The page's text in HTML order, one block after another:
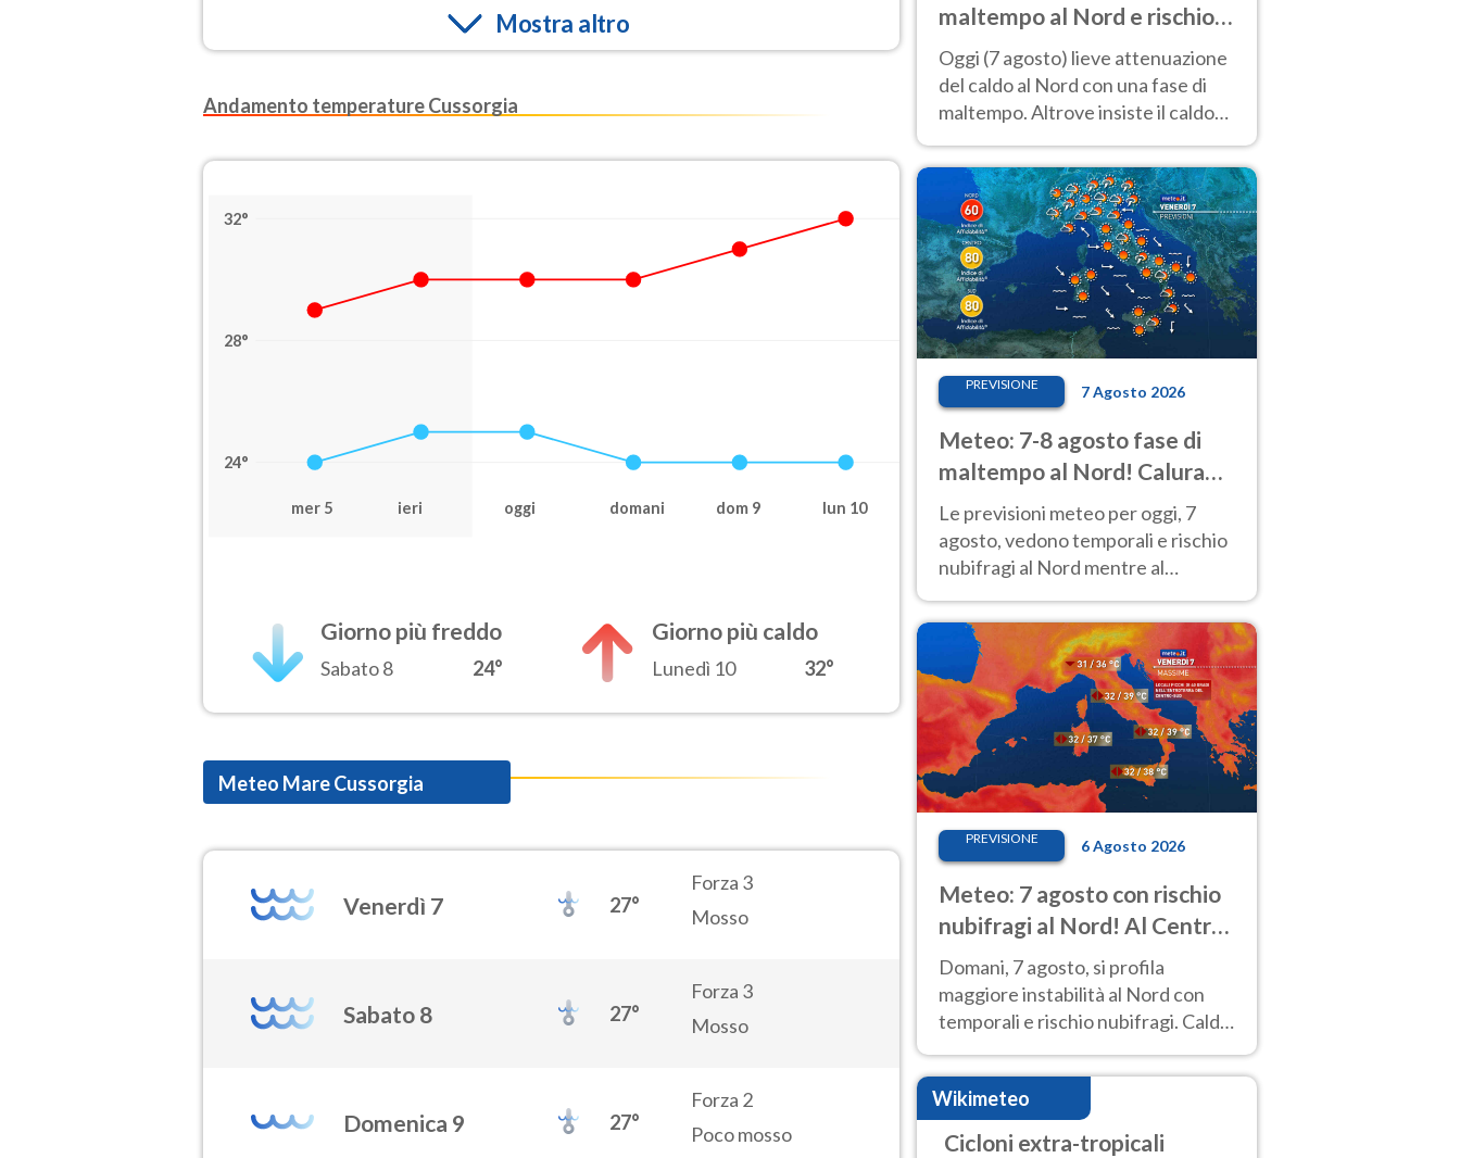
Mostra altro
Andamento temperature Cussorgia
32°
28°
24°
mer 5 ieri oggi domani dom 9 lun 10
Giorno più freddo
Sabato 8 24°
Giorno più caldo
Lunedì 10 32°
Meteo Mare Cussorgia
Venerdì 7 27°
Forza 3
Mosso
Sabato 8 27°
Forza 3
Mosso
Domenica 9 27°
Forza 2
Poco mosso
maltempo al Nord e rischio
nubifragi. Altrove caldo
estremo
Oggi (7 agosto) lieve attenuazione
del caldo al Nord con una fase di
maltempo. Altrove insiste il caldo
previsioni
PREVISIONE 7 Agosto 2026
Meteo: 7-8 agosto fase di
maltempo al Nord! Calura
fino a Ferragosto
Le previsioni meteo per oggi, 7
agosto, vedono temporali e rischio
nubifragi al Nord mentre al
molto intenso.
PREVISIONE 6 Agosto 2026
Meteo: 7 agosto con rischio
nubifragi al Nord! Al Centro-
Sud caldo estremo
Domani, 7 agosto, si profila
maggiore instabilità al Nord con
temporali e rischio nubifragi. Caldo
sempre estremo al Centro-Sud. Le
previsioni.
Wikimeteo
Cicloni extra-tropicali